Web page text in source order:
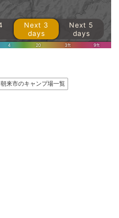
朝来市のキャンプ場一覧